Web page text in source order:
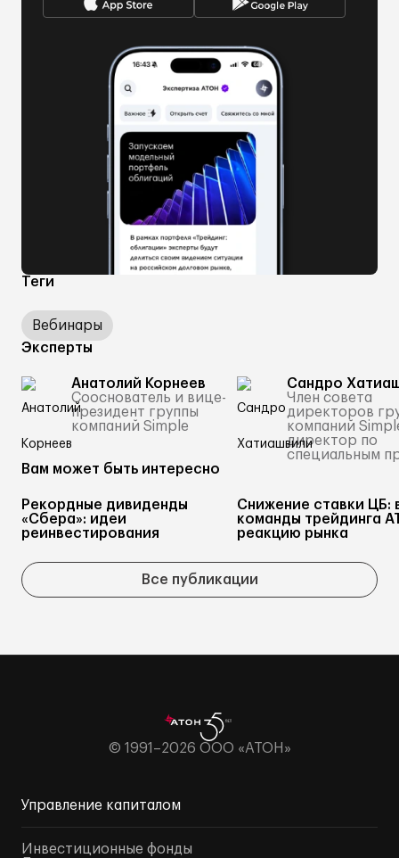
Теги
Вебинары
Эксперты
Анатолий Корнеев
Сооснователь и вице-
президент группы
компаний Simple
Сандро
Член совета
директоров
компаний
директор по
специальным
Вам может быть интересно
Рекордные дивиденды
«Сбера»: идеи
реинвестирования
Снижение ставки ЦБ:
команды трейдинга
реакцию рынка
Все публикации
© 1991–2026 ООО «АТОН»
Управление капиталом
Инвестиционные фонды